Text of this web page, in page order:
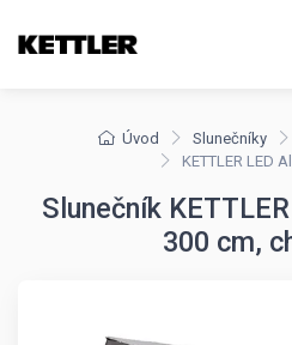
Úvod Slunečníky
KETTLER LED Allround
Slunečník
300 cm,